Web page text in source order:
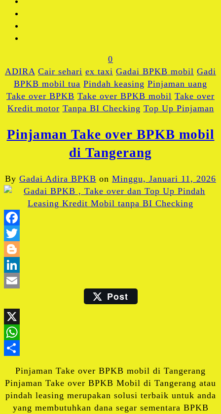
0
ADIRA Cair sehari ex taxi Gadai BPKB mobil Gadi
BPKB mobil tua Pindah keasing Pinjaman uang
Take over BPKB Take over BPKB mobil Take over
Kredit motor Tanpa BI Checking Top Up Pinjaman
Pinjaman Take over BPKB mobil
di Tangerang
By Gadai Adira BPKB on Minggu, Januari 11, 2026
Email Post
Pinjaman Take over BPKB mobil di Tangerang
Pinjaman Take over BPKB Mobil di Tangerang atau
pindah leasing merupakan solusi terbaik untuk anda
yang membutuhkan dana segar sementara BPKB